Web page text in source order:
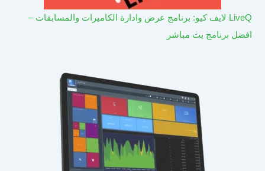
LiveQ لايف كيو: برنامج عرض وادارة الكاميرات والمسابقات –
افضل برنامج بث مباشر